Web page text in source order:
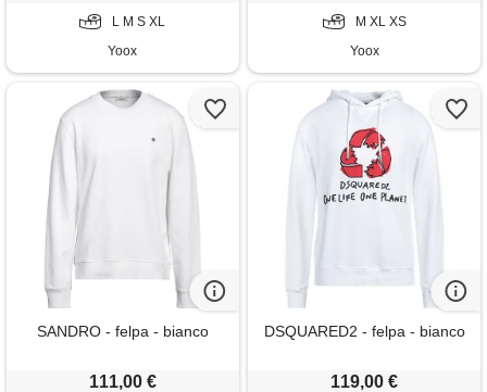
L M S XL
Yoox
M XL XS
Yoox
SANDRO - felpa - bianco
111,00 €
DSQUARED2 - felpa - bianco
119,00 €